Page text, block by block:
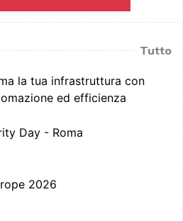
Tutto
la tua infrastruttura con
ed efficienza
Day - Roma
2026